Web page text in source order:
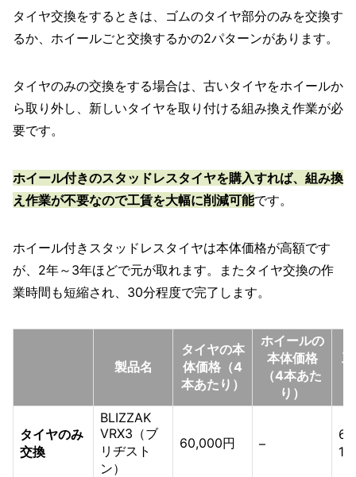
タイヤ交換をするときは、ゴムのタイヤ部分のみを交換す
るか、ホイールごと交換するかの2パターンがあります。
タイヤのみの交換をする場合は、古いタイヤをホイールか
ら取り外し、新しいタイヤを取り付ける組み換え作業が必
要です。
ホイール付きのスタッドレスタイヤを購入すれば、組み換
え作業が不要なので工賃を大幅に削減可能です。
ホイール付きスタッドレスタイヤは本体価格が高額です
が、2年～3年ほどで元が取れます。またタイヤ交換の作
業時間も短縮され、30分程度で完了します。
製品名
タイヤの本
体価格（4
本あたり）
ホイールの
本体価格
（4本あた
り）
タイヤのみ
交換
BLIZZAK
VRX3（ブ
リヂスト
ン）
60,000円 –